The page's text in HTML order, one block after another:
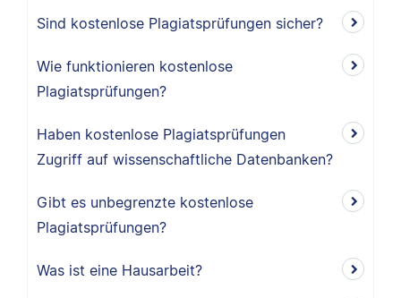
Sind kostenlose Plagiatsprüfungen sicher?
Wie funktionieren kostenlose
Plagiatsprüfungen?
Haben kostenlose Plagiatsprüfungen
Zugriff auf wissenschaftliche Datenbanken?
Gibt es unbegrenzte kostenlose
Plagiatsprüfungen?
Was ist eine Hausarbeit?